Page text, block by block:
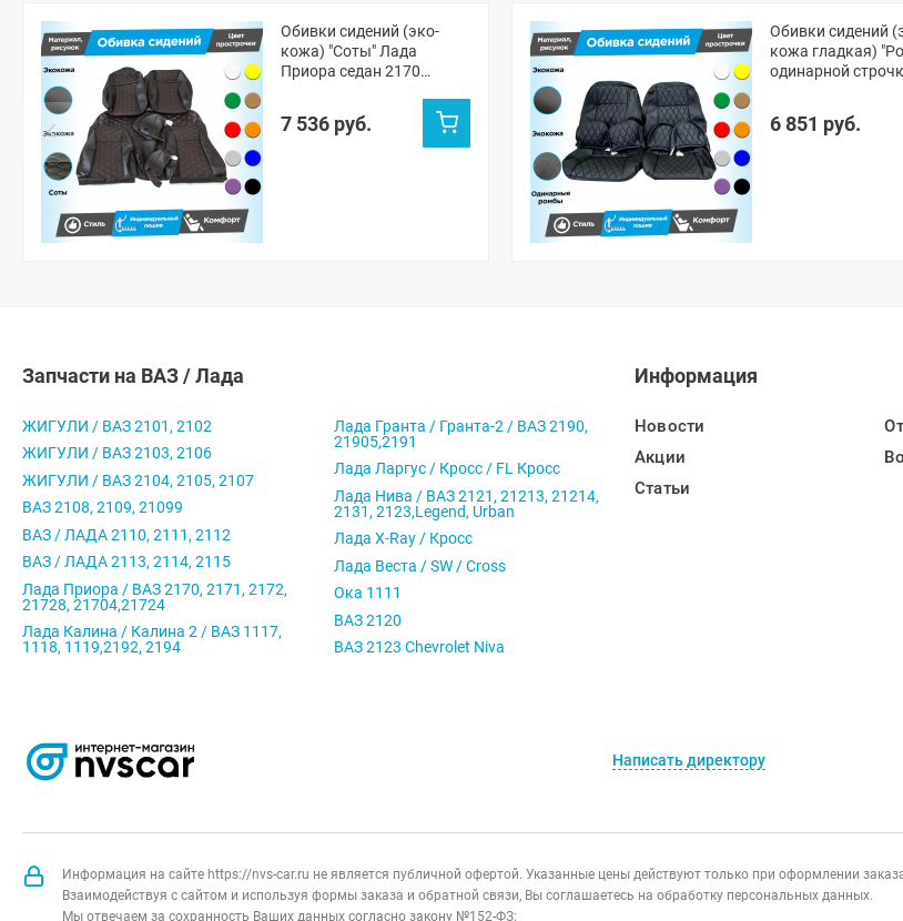
Обивки сидений (эко-
кожа) "Соты" Лада
Приора седан 2170
7 536 руб.
Обивки сидений
кожа гладкая)
одинарной
подголовники)
6 851 руб.
Запчасти на ВАЗ / Лада
ЖИГУЛИ / ВАЗ 2101, 2102
ЖИГУЛИ / ВАЗ 2103, 2106
ЖИГУЛИ / ВАЗ 2104, 2105, 2107
ВАЗ 2108, 2109, 21099
ВАЗ / ЛАДА 2110, 2111, 2112
ВАЗ / ЛАДА 2113, 2114, 2115
Лада Приора / ВАЗ 2170, 2171, 2172,
21728, 21704,21724
Лада Калина / Калина 2 / ВАЗ 1117,
1118, 1119,2192, 2194
Лада Гранта / Гранта-2 / ВАЗ 2190,
21905,2191
Лада Ларгус / Кросс / FL Кросс
Лада Нива / ВАЗ 2121, 21213, 21214,
2131, 2123,Legend, Urban
Лада X-Ray / Кросс
Лада Веста / SW / Cross
Ока 1111
ВАЗ 2120
ВАЗ 2123 Chevrolet Niva
Информация
Новости
Акции
Статьи
Написать директору
Информация на сайте https://nvs-car.ru не является публичной офертой. Указанные цены действуют только при оформлении заказа
Взаимодействуя с сайтом и используя формы заказа и обратной связи, Вы соглашаетесь на обработку персональных данных.
Мы отвечаем за сохранность Ваших данных согласно закону №152-ФЗ: